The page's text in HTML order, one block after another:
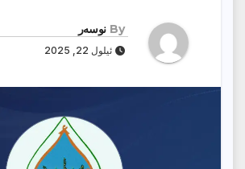
By نوسەر
ئیلول 22, 2025